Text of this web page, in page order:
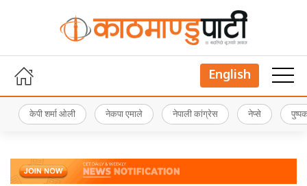
English
केपी शर्मा ओली नेकपा एमाले नेपाली कांग्रेस नेप्से